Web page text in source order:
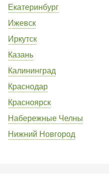
Екатеринбург
Ижевск
Иркутск
Казань
Калининград
Краснодар
Красноярск
Набережные Челны
Нижний Новгород